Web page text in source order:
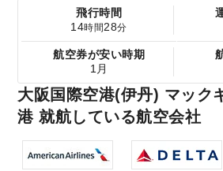
飛行時間
14時間28分
航空券が安い時期
1月
大阪国際空港(伊丹) マック
港 就航している航空会社